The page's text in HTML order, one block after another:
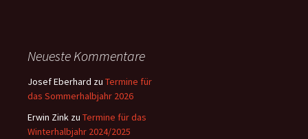
Neueste Kommentare
Josef Eberhard zu Termine für
das Sommerhalbjahr 2026
Erwin Zink zu Termine für das
Winterhalbjahr 2024/2025